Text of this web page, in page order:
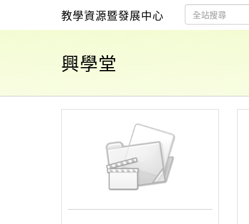
教學資源暨發展中心
興學堂